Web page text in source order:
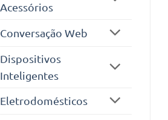
Acessórios
Conversação Web
Dispositivos
Inteligentes
Eletrodomésticos